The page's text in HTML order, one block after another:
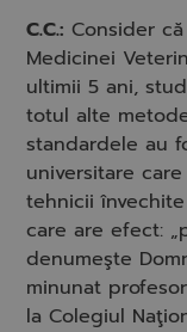
C.C.: Consider
Medicinei
ultimii 5 ani,
totul alte
standardele au
universitare
tehnicii
care are efect:
denumeşte
minunat
la Colegiul